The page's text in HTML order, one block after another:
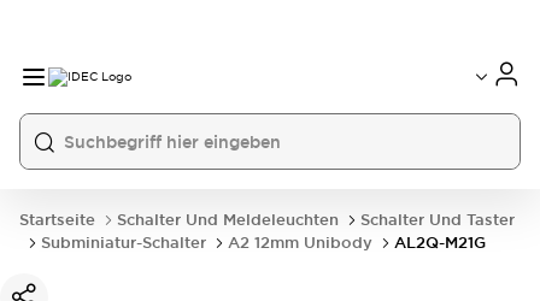
Startseite Schalter Und Meldeleuchten
Schalter Und Taster
Subminiatur-Schalter
A2 12mm Unibody AL2Q-M21G